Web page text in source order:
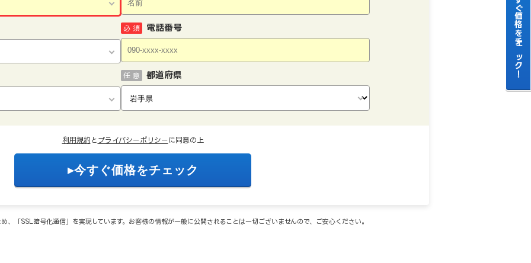
電話番号
必 須
都道府県
任 意
利用規約 と プライバシーポリシー に同意の上
、「SSL暗号化通信」を実現しています。お客様の情報が一般に公開されることは一切ございませんので、ご安心ください。
今すぐ価格をチェック！